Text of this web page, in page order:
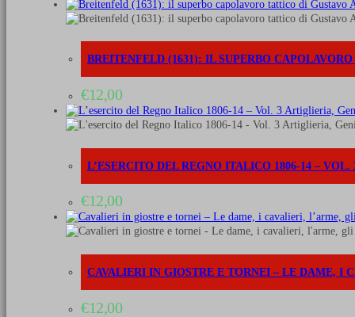
BREITENFELD (1631): IL SUPERBO
€12,00
L’ESERCITO DEL REGNO ITALICO 1806-14 –
€12,00
CAVALIERI IN GIOSTRE E TORNEI – LE DAME, I
€12,00